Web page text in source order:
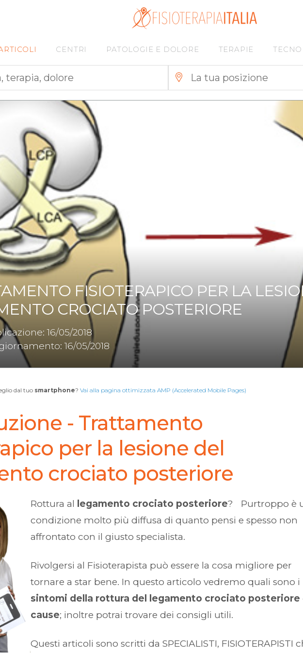
CENTRI PATOLOGIE E DOLORE TERAPIE
FISIOTERAPICO PER LA
CROCIATO POSTERIORE
16/05/2018
16/05/2018
dal tuo smartphone?Vai alla pagina ottimizzata AMP (Accelerated Mobile Pages)
- Trattamento
per la lesione del
crociato posteriore
Rottura al legamento crociato posteriore? Purtroppo è
condizione molto più diffusa di quanto pensi e spesso non
affrontato con il giusto specialista.
Rivolgersi al Fisioterapista può essere la cosa migliore per
tornare a star bene. In questo articolo vedremo quali sono i
sintomi della rottura del legamento crociato posteriore
cause; inoltre potrai trovare dei consigli utili.
Questi articoli sono scritti da SPECIALISTI, FISIOTERAPISTI